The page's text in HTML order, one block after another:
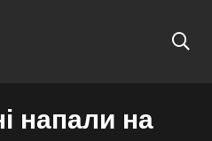
напали на